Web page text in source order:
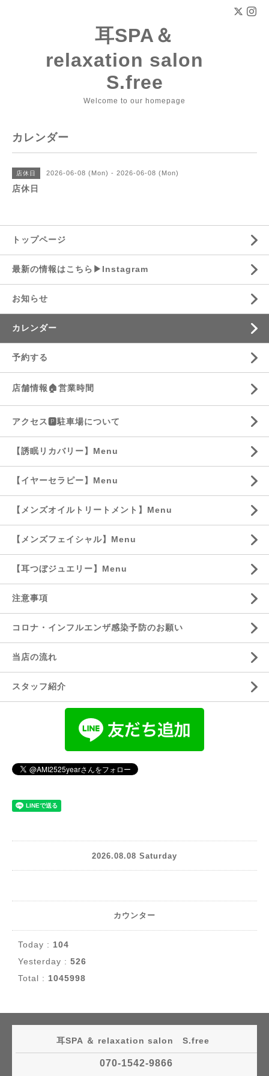
耳SPA＆
relaxation salon
S.free
Welcome to our homepage
カレンダー
店休日 2026-06-08 (Mon) - 2026-06-08 (Mon)
店休日
トップページ
最新の情報はこちら▶︎Instagram
お知らせ
カレンダー
予約する
店舗情報🏠営業時間
アクセス🅿️駐車場について
【誘眠リカバリー】Menu
【イヤーセラピー】Menu
【メンズオイルトリートメント】Menu
【メンズフェイシャル】Menu
【耳つぼジュエリー】Menu
注意事項
コロナ・インフルエンザ感染予防のお願い
当店の流れ
スタッフ紹介
2026.08.08 Saturday
カウンター
Today : 104
Yesterday : 526
Total : 1045998
耳SPA ＆ relaxation salon S.free
070-1542-9866